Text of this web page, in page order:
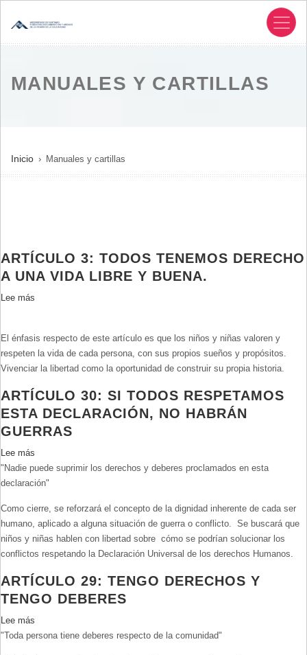
MANUALES Y CARTILLAS
SOBRESCRIBIR
ENLACES
NAVEGACIÓN
Inicio Manuales y cartillas
ARTÍCULO 3: TODOS TENEMOS DERECHO
A UNA VIDA LIBRE Y BUENA.
Lee más
Todos
tenemos
derecho
a
una
vida
libre
buena.
El énfasis respecto de este artículo es que los niños y niñas valoren y
respeten la vida de cada persona, con sus propios sueños y propósitos.
Vivenciar la libertad como la oportunidad de construir su propia historia.
ARTÍCULO 30: SI TODOS RESPETAMOS
ESTA DECLARACIÓN, NO HABRÁN
GUERRAS
Lee más
Artículo
30:
todos
respetamos
esta
declaración,
no
habrán
guerras
"Nadie puede suprimir los derechos y deberes proclamados en esta
declaración"
Como cierre, se reforzará el concepto de la dignidad inherente de cada ser
humano, aplicado a alguna situación de guerra o conflicto. Se buscará que
niños y niñas hablen con libertad sobre cómo se podrían solucionar los
conflictos respetando la Declaración Universal de los derechos Humanos.
ARTÍCULO 29: TENGO DERECHOS Y
TENGO DEBERES
Lee más
Artículo
"Toda persona tiene deberes respecto de la comunidad"